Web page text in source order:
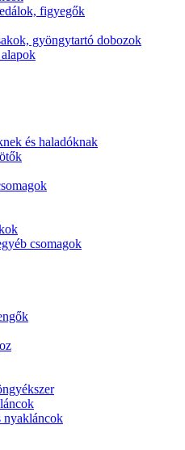
figyegők
gyöngytartó dobozok
és haladóknak
csomagok
nyakláncok